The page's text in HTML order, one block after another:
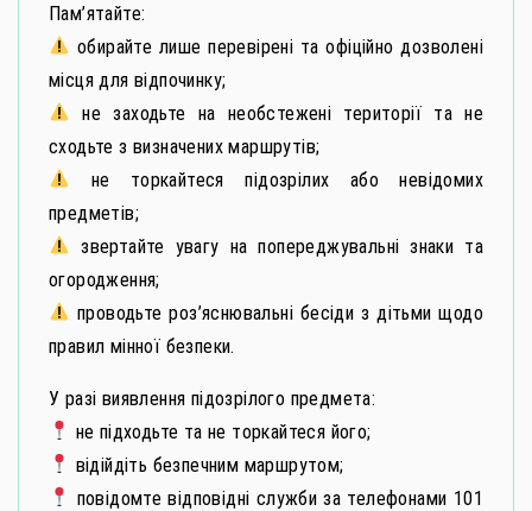
Пам’ятайте:
обирайте лише перевірені та офіційно дозволені
місця для відпочинку;
не заходьте на необстежені території та не
сходьте з визначених маршрутів;
не торкайтеся підозрілих або невідомих
предметів;
звертайте увагу на попереджувальні знаки та
огородження;
проводьте роз’яснювальні бесіди з дітьми щодо
правил мінної безпеки.
У разі виявлення підозрілого предмета:
не підходьте та не торкайтеся його;
відійдіть безпечним маршрутом;
повідомте відповідні служби за телефонами 101